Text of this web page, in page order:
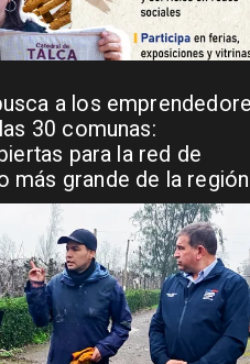
a los
30 comunas:
para la red de
más grande de la región